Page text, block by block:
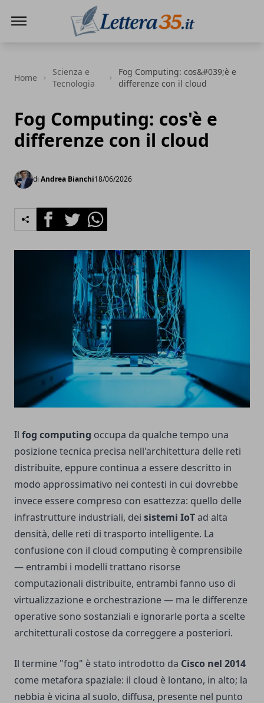
Home
Scienza e
Tecnologia
Fog Computing: cos&#039;è e
differenze con il cloud
Fog Computing: cos'è e
differenze con il cloud
di Andrea Bianchi18/06/2026
FacebookTwitterWhatsapp
Il fog computing occupa da qualche tempo una
posizione tecnica precisa nell'architettura delle reti
distribuite, eppure continua a essere descritto in
modo approssimativo nei contesti in cui dovrebbe
invece essere compreso con esattezza: quello delle
infrastrutture industriali, dei sistemi IoTad alta
densità, delle reti di trasporto intelligente. La
confusione con il cloud computing è comprensibile
— entrambi i modelli trattano risorse
computazionali distribuite, entrambi fanno uso di
virtualizzazione e orchestrazione — ma le differenze
operative sono sostanziali e ignorarle porta a scelte
architetturali costose da correggere a posteriori.
Il termine "fog" è stato introdotto da Cisco nel 2014
come metafora spaziale: il cloud è lontano, in alto; la
nebbia è vicina al suolo, diffusa, presente nel punto